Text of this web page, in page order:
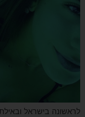
לראשונה בישראל